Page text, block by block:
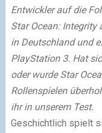
Entwickler auf die
Star Ocean: Integrity
in Deutschland und
PlayStation 3. Hat
oder wurde Star
Rollenspielen
ihr in unserem Test.
Geschichtlich spielt